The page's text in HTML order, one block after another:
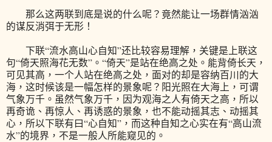
那么这两联到底是说的什么呢？竟然能让一场群情汹汹
的谋反消弭于无形！
下联“流水高山心自知”还比较容易理解，关键是上联这
句“倚天照海花无数”。“倚天”是站在绝高之处。能背倚长天，
可见其高，一个人站在绝高之处，面对的却是容纳百川的大
海，这时候该是一幅怎样的景象呢？阳光照在大海上，可谓
气象万千。虽然气象万千，因为观海之人有倚天之高，所以
再奇诡、再惊人、再诱惑的景象，也不能动摇其志、动摇其
心，所以下联有曰“心自知”，而这种自知之心实在有“高山流
水”的境界，不是一般人所能窥见的。